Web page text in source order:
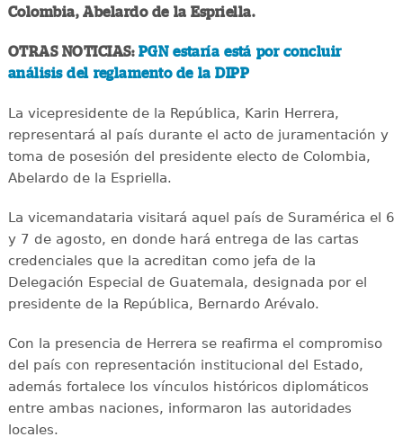
Colombia, Abelardo de la Espriella.
OTRAS NOTICIAS: PGN estaría está por concluir
análisis del reglamento de la DIPP
La vicepresidente de la República, Karin Herrera,
representará al país durante el acto de juramentación y
toma de posesión del presidente electo de Colombia,
Abelardo de la Espriella.
La vicemandataria visitará aquel país de Suramérica el 6
y 7 de agosto, en donde hará entrega de las cartas
credenciales que la acreditan como jefa de la
Delegación Especial de Guatemala, designada por el
presidente de la República, Bernardo Arévalo.
Con la presencia de Herrera se reafirma el compromiso
del país con representación institucional del Estado,
además fortalece los vínculos históricos diplomáticos
entre ambas naciones, informaron las autoridades
locales.